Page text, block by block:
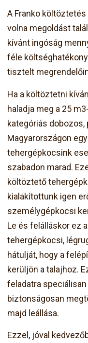
A Franko
volna megoldást
kívánt ingóság
féle
tisztelt
Ha a költöztetni
haladja meg a 25
kategóriás dobozos,
Magyarországon
tehergépkocsink
szabadon marad.
költöztető
kialakítottunk igen
személygépkocsi
Le és felálláskor ez
tehergépkocsi,
hátulját, hogy a
kerüljön a talajhoz.
feladatra
biztonságosan
majd leállása.
Ezzel, jóval